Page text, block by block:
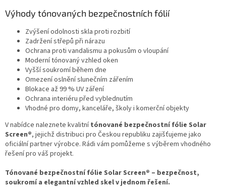
Výhody tónovaných bezpečnostních fólií
Zvýšení odolnosti skla proti rozbití
Zadržení střepů při nárazu
Ochrana proti vandalismu a pokusům o vloupání
Moderní tónovaný vzhled oken
Vyšší soukromí během dne
Omezení oslnění slunečním zářením
Blokace až 99 % UV záření
Ochrana interiéru před vyblednutím
Vhodné pro domy, kanceláře, školy i komerční objekty
V nabídce naleznete kvalitnítónované bezpečnostní fólie Solar
Screen®, jejichž distribuci pro Českou republiku zajišťujeme jako
oficiální partner výrobce. Rádi vám pomůžeme s výběrem vhodného
řešení pro váš projekt.
Tónované bezpečnostní fólie Solar Screen® – bezpečnost,
soukromí a elegantní vzhled skel v jednom řešení.